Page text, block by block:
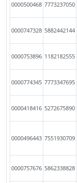
0000500468 7773237050
0000747328 5882442144
0000753896 1182182555
0000774345 7773347695
0000418416 5272675890
0000496443 7551930709
0000757676 5862338828